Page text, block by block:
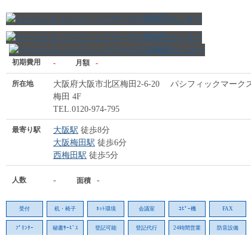
初期費用 - 月額 -
所在地
大阪府大阪市北区梅田2-6-20 パシフィックマークス
梅田 4F
TEL.0120-974-795
最寄り駅 大阪駅 徒歩8分
大阪梅田駅 徒歩6分
西梅田駅 徒歩5分
人数 - 面積 -
受付 机・椅子 ﾈｯﾄ環境 会議室 ｺﾋﾟｰ機 FAX
ﾌﾟﾘﾝﾀｰ 秘書ｻｰﾋﾞｽ 登記可能 登記代行 24時間営業 防音設備